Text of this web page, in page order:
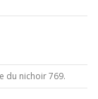
du nichoir 769.